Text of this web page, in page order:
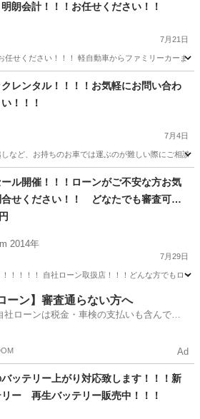
朗会計！！！お任せください！！
7月21日
お任せください！！！ 軽自動車からファミリ
厚岸郡 車検
レンタル！！！！お気軽にお問い合わ
！！！
7月4日
しなど、お持ちのお車では運ぶのが難しい際にご相
軽トラック
ル開催！！！ローンがご不安な方お気
合せください！！ どなたでも審査可能
軽にご相談ください！！H26年 スバ
ーグ 1.6 GTS アイサイト ４WD
2014年
7月29日
！！！！！ 自社ローン取扱店！！！どんな方でもロ
アイサイト
ーン】審査通らない方へ
社ローンは税金・車検の支払いも含んでい
Ad
バッテリー上がり対応致します！！！新
ー 再生バッテリー販売中！！！